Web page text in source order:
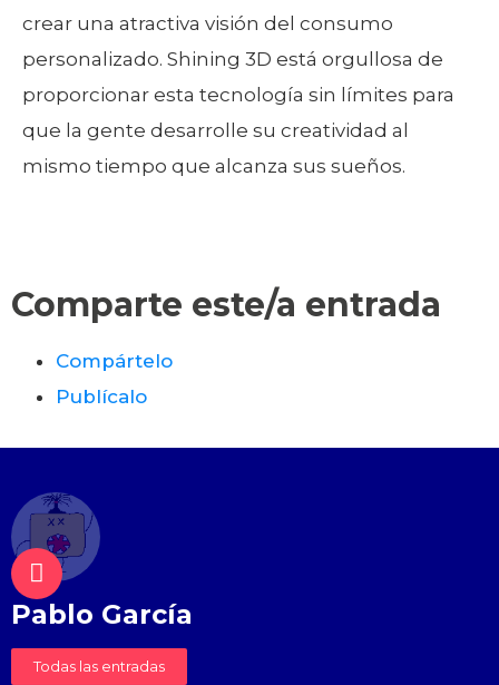
crear una atractiva visión del consumo
personalizado. Shining 3D está orgullosa de
proporcionar esta tecnología sin límites para
que la gente desarrolle su creatividad al
mismo tiempo que alcanza sus sueños.
Comparte este/a entrada
Compártelo
Publícalo
Pablo García
Todas las entradas